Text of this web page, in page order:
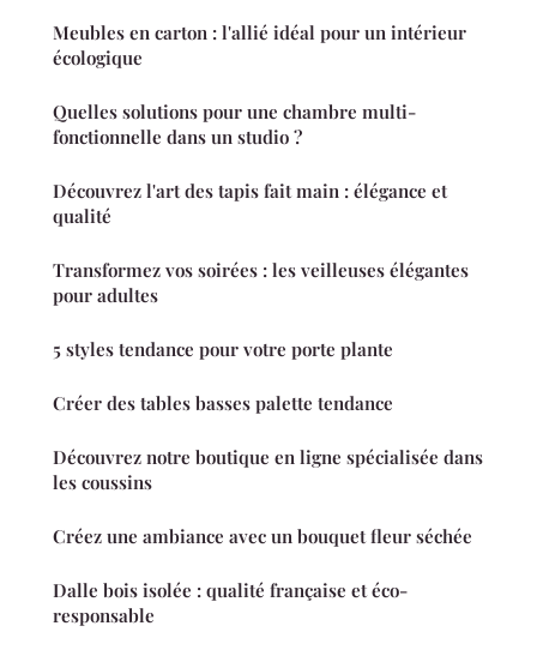
Meubles en carton : l'allié idéal pour un intérieur
écologique
Quelles solutions pour une chambre multi-
fonctionnelle dans un studio ?
Découvrez l'art des tapis fait main : élégance et
qualité
Transformez vos soirées : les veilleuses élégantes
pour adultes
5 styles tendance pour votre porte plante
Créer des tables basses palette tendance
Découvrez notre boutique en ligne spécialisée dans
les coussins
Créez une ambiance avec un bouquet fleur séchée
Dalle bois isolée : qualité française et éco-
responsable